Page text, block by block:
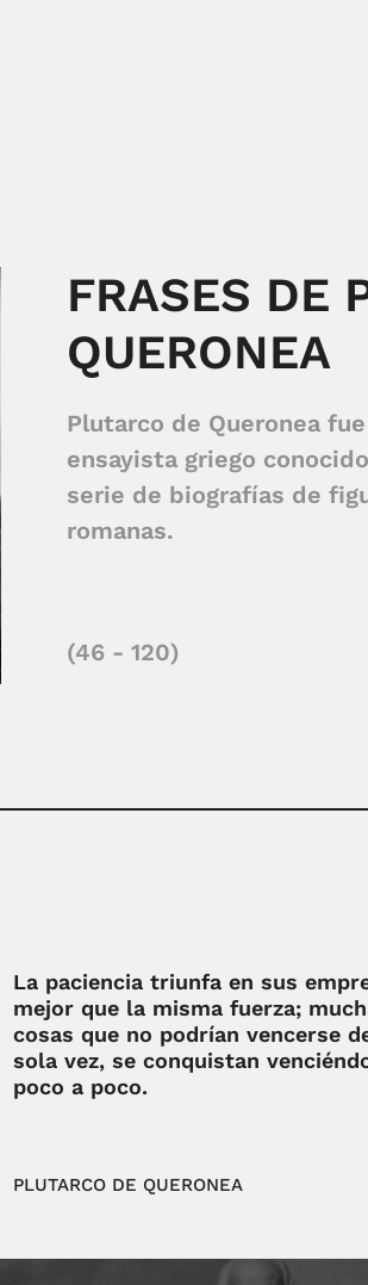
FRASES DE
QUERONEA
Plutarco de Queronea
ensayista griego
serie de biografías de
romanas.
(46 - 120)
La paciencia triunfa en sus
mejor que la misma fuerza;
cosas que no podrían vencerse
sola vez, se conquistan
poco a poco.
PLUTARCO DE QUERONEA